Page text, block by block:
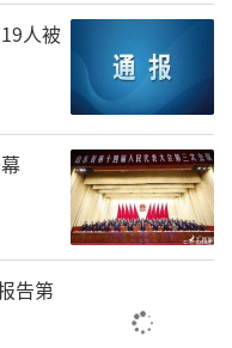
态势。二手房方
量已出现显著回
继续温和回升，
。
新闻）
责任编辑：寿鹏瑶
人被
告第